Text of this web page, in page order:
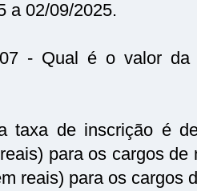
a 02/09/2025.
- Qual é o valor da
taxa de inscrição é
para os cargos
reais) para os cargos